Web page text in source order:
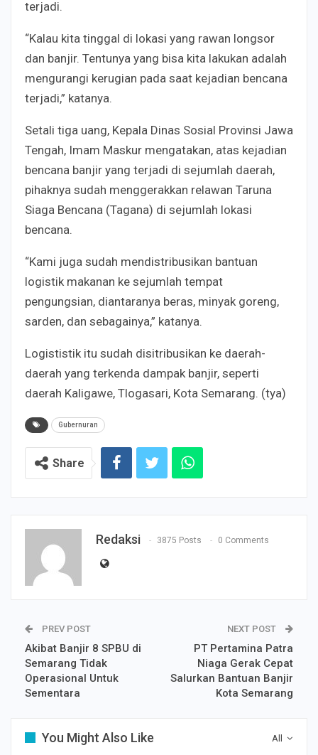
terjadi.
“Kalau kita tinggal di lokasi yang rawan longsor
dan banjir. Tentunya yang bisa kita lakukan adalah
mengurangi kerugian pada saat kejadian bencana
terjadi,” katanya.
Setali tiga uang, Kepala Dinas Sosial Provinsi Jawa
Tengah, Imam Maskur mengatakan, atas kejadian
bencana banjir yang terjadi di sejumlah daerah,
pihaknya sudah menggerakkan relawan Taruna
Siaga Bencana (Tagana) di sejumlah lokasi
bencana.
“Kami juga sudah mendistribusikan bantuan
logistik makanan ke sejumlah tempat
pengungsian, diantaranya beras, minyak goreng,
sarden, dan sebagainya,” katanya.
Logististik itu sudah disitribusikan ke daerah-
daerah yang terkenda dampak banjir, seperti
daerah Kaligawe, Tlogasari, Kota Semarang. (tya)
Gubernuran
Share
Redaksi 3875 Posts 0 Comments
PREV POST
Akibat Banjir 8 SPBU di
Semarang Tidak
Operasional Untuk
Sementara
NEXT POST
PT Pertamina Patra
Niaga Gerak Cepat
Salurkan Bantuan Banjir
Kota Semarang
All
You Might Also Like